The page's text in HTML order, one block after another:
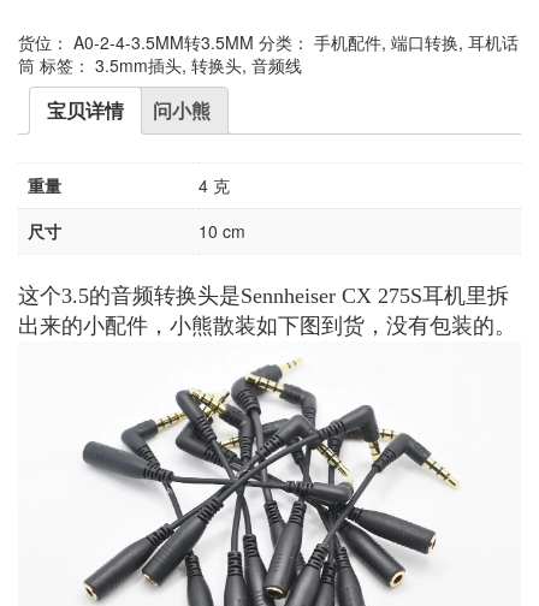
货位： A0-2-4-3.5MM转3.5MM 分类： 手机配件, 端口转换, 耳机话
筒 标签： 3.5mm插头, 转换头, 音频线
宝贝详情 问小熊
重量
4 克
尺寸
10 cm
这个3.5的音频转换头是Sennheiser CX 275S耳机里拆
出来的小配件，小熊散装如下图到货，没有包装的。